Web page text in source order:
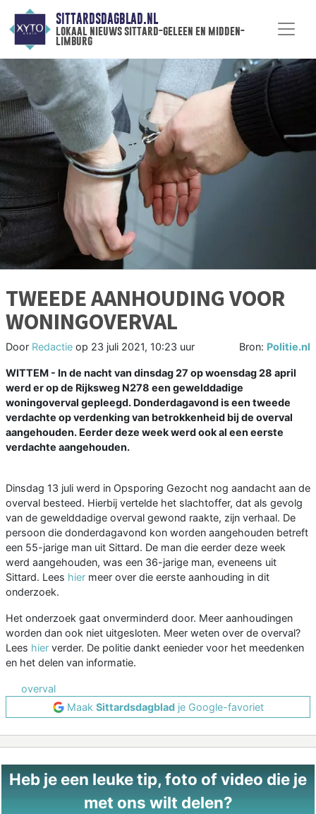
SITTARDSDAGBLAD.NL
lokaal nieuws sittard-geleen en midden-
limburg
TWEEDE AANHOUDING VOOR
WONINGOVERVAL
Door Redactie op 23 juli 2021, 10:23 uur Bron: Politie.nl
WITTEM - In de nacht van dinsdag 27 op woensdag 28 april
werd er op de Rijksweg N278 een gewelddadige
woningoverval gepleegd. Donderdagavond is een tweede
verdachte op verdenking van betrokkenheid bij de overval
aangehouden. Eerder deze week werd ook al een eerste
verdachte aangehouden.
Dinsdag 13 juli werd in Opsporing Gezocht nog aandacht aan de
overval besteed. Hierbij vertelde het slachtoffer, dat als gevolg
van de gewelddadige overval gewond raakte, zijn verhaal. De
persoon die donderdagavond kon worden aangehouden betreft
een 55-jarige man uit Sittard. De man die eerder deze week
werd aangehouden, was een 36-jarige man, eveneens uit
Sittard. Lees hier meer over die eerste aanhouding in dit
onderzoek.
Het onderzoek gaat onverminderd door. Meer aanhoudingen
worden dan ook niet uitgesloten. Meer weten over de overval?
Lees hier verder. De politie dankt eenieder voor het meedenken
en het delen van informatie.
overval
Maak Sittardsdagbladje Google-favoriet
Heb je een leuke tip, foto of video die je
met ons wilt delen?